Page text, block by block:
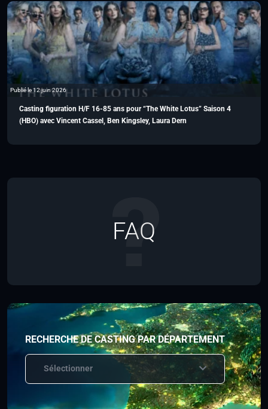
Publié le 12 juin 2026
Casting figuration H/F 16-85 ans pour “The White Lotus” Saison 4
(HBO) avec Vincent Cassel, Ben Kingsley, Laura Dern
FAQ
RECHERCHE DE CASTING PAR DÉPARTEMENT
Sélectionner